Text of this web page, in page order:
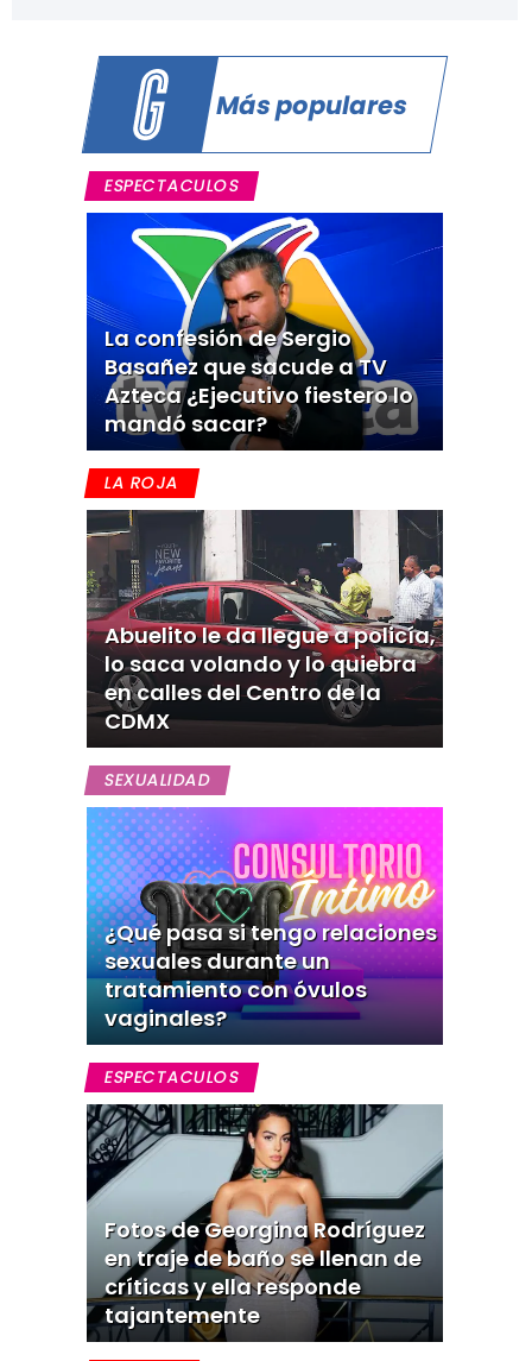
Más populares
ESPECTACULOS
La confesión de Sergio
Basañez que sacude a TV
Azteca ¿Ejecutivo fiestero lo
mandó sacar?
LA ROJA
Abuelito le da llegue a policía,
lo saca volando y lo quiebra
en calles del Centro de la
CDMX
SEXUALIDAD
¿Qué pasa si tengo relaciones
sexuales durante un
tratamiento con óvulos
vaginales?
ESPECTACULOS
Fotos de Georgina Rodríguez
en traje de baño se llenan de
críticas y ella responde
tajantemente